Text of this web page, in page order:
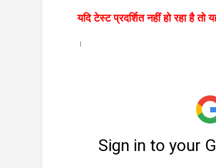
यदि टेस्ट प्रदर्शित नहीं हो रहा है तो
।